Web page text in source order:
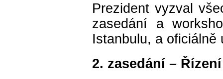
Prezident vyzval
zasedání a
Istanbulu, a
2. zasedání –